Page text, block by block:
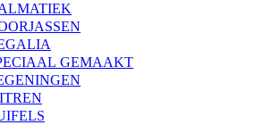
GEMAAKT